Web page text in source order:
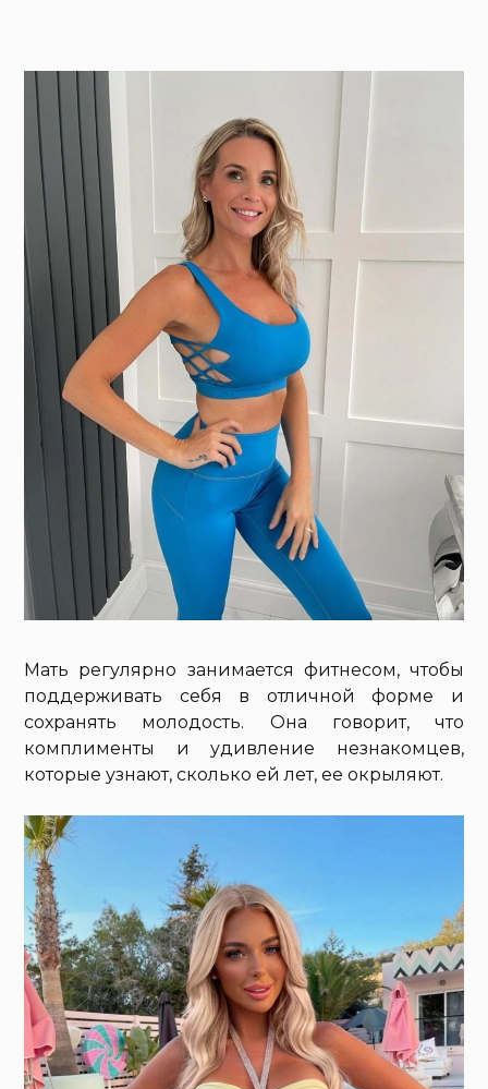
Мать регулярно занимается фитнесом, чтобы
поддерживать себя в отличной форме и
сохранять молодость. Она говорит, что
комплименты и удивление незнакомцев,
которые узнают, сколько ей лет, ее окрыляют.